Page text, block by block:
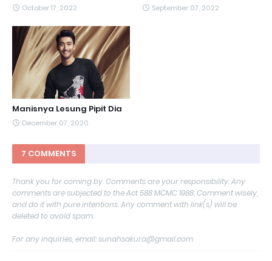
October 17, 2022 September 07, 2022
Manisnya Lesung Pipit Dia
December 07, 2020
7 COMMENTS
Thank you for coming by. Comments are your responsibility. Any
comments are subjected to the Act 588 MCMC 1988. Comment wisely,
and do it with pure intentions. Any comment with link(s) will be
deleted to avoid spam.
For any inquiries, email: sunahsakura@gmail.com